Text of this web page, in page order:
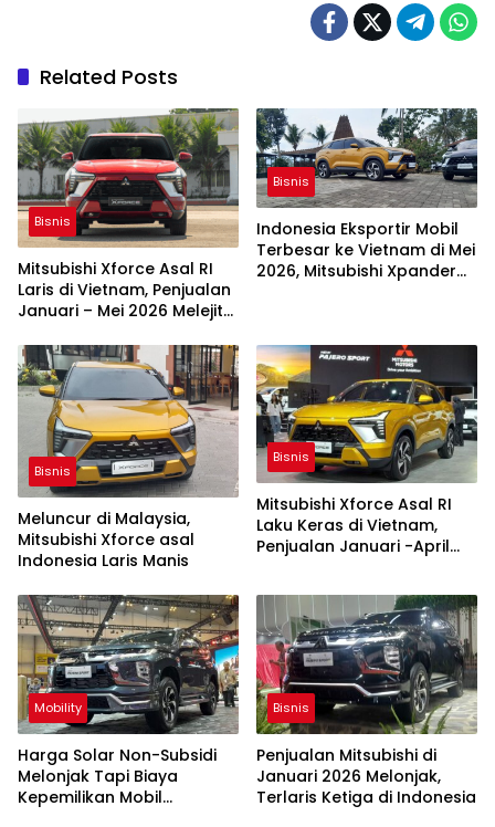
Related Posts
Bisnis
Mitsubishi Xforce Asal RI
Laris di Vietnam, Penjualan
Januari – Mei 2026 Melejit
Bisnis
Indonesia Eksportir Mobil
Terbesar ke Vietnam di Mei
2026, Mitsubishi Xpander
Bisnis
Meluncur di Malaysia,
Mitsubishi Xforce asal
Indonesia Laris Manis
Bisnis
Mitsubishi Xforce Asal RI
Laku Keras di Vietnam,
Penjualan Januari -April
Mobility
Harga Solar Non-Subsidi
Melonjak Tapi Biaya
Kepemilikan Mobil
Bisnis
Penjualan Mitsubishi di
Januari 2026 Melonjak,
Terlaris Ketiga di Indonesia